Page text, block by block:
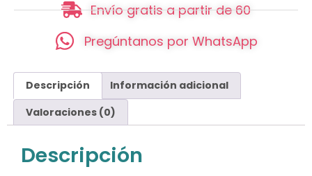
Envío gratis a partir de 60
Pregúntanos por WhatsApp
Descripción
Información adicional
Valoraciones (0)
Descripción